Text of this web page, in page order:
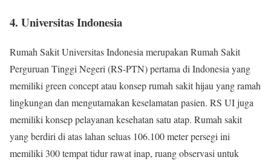
4. Universitas Indonesia
Rumah Sakit Universitas Indonesia merupakan Rumah Sakit
Perguruan Tinggi Negeri (RS-PTN) pertama di Indonesia yang
memiliki green concept atau konsep rumah sakit hijau yang ramah
lingkungan dan mengutamakan keselamatan pasien. RS UI juga
memiliki konsep pelayanan kesehatan satu atap. Rumah sakit
yang berdiri di atas lahan seluas 106.100 meter persegi ini
memiliki 300 tempat tidur rawat inap, ruang observasi untuk